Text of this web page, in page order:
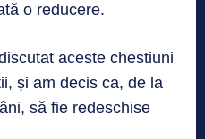
o reducere.
aceste chestiuni
și am decis ca, de la
să fie redeschise